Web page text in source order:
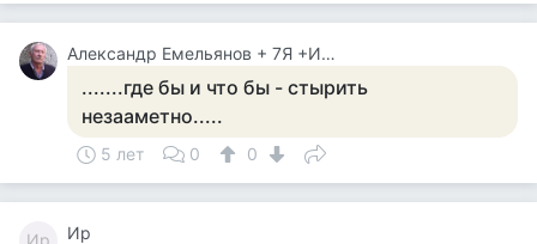
Александр Емельянов + 7Я +Инструктор Туризма
.......где бы и что бы - стырить
незааметно.....
5 лет 0 0
Ир Ир